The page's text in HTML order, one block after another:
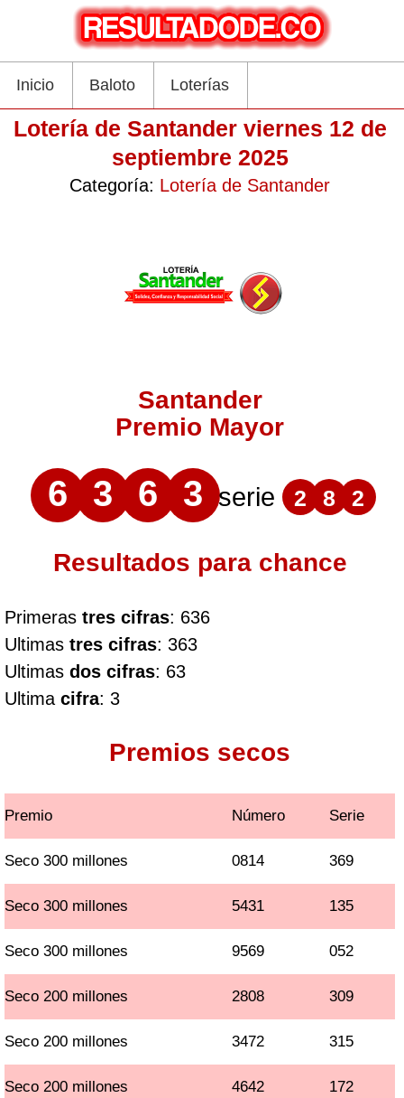
Inicio Baloto Loterías
Lotería de Santander viernes 12 de
septiembre 2025
Categoría: Lotería de Santander
Santander
Premio Mayor
6 3 6 3 serie 2 8 2
Resultados para chance
Primeras tres cifras: 636
Ultimas tres cifras: 363
Ultimas dos cifras: 63
Ultima cifra: 3
Premios secos
Premio Número Serie
Seco 300 millones 0814 369
Seco 300 millones 5431 135
Seco 300 millones 9569 052
Seco 200 millones 2808 309
Seco 200 millones 3472 315
Seco 200 millones 4642 172